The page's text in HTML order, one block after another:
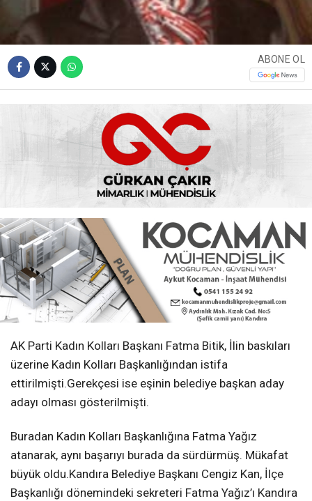
ABONE OL
AK Parti Kadın Kolları Başkanı Fatma Bitik, İlin baskıları
üzerine Kadın Kolları Başkanlığından istifa
ettirilmişti.Gerekçesi ise eşinin belediye başkan aday
adayı olması gösterilmişti.
Buradan Kadın Kolları Başkanlığına Fatma Yağız
atanarak, aynı başarıyı burada da sürdürmüş. Mükafat
büyük oldu.Kandıra Belediye Başkanı Cengiz Kan, İlçe
Başkanlığı dönemindeki sekreteri Fatma Yağız’ı Kandıra